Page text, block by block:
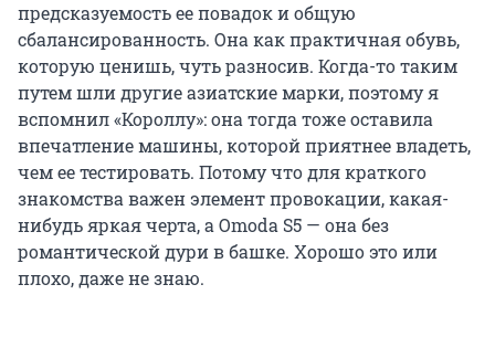
предсказуемость ее повадок и общую
сбалансированность. Она как практичная обувь,
которую ценишь, чуть разносив. Когда-то таким
путем шли другие азиатские марки, поэтому я
вспомнил «Короллу»: она тогда тоже оставила
впечатление машины, которой приятнее владеть,
чем ее тестировать. Потому что для краткого
знакомства важен элемент провокации, какая-
нибудь яркая черта, а Omoda S5 — она без
романтической дури в башке. Хорошо это или
плохо, даже не знаю.